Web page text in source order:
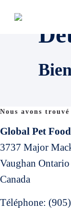
Nous avons
Global Pet Food
3737 Major
Vaughan Ontario
Canada
Téléphone: